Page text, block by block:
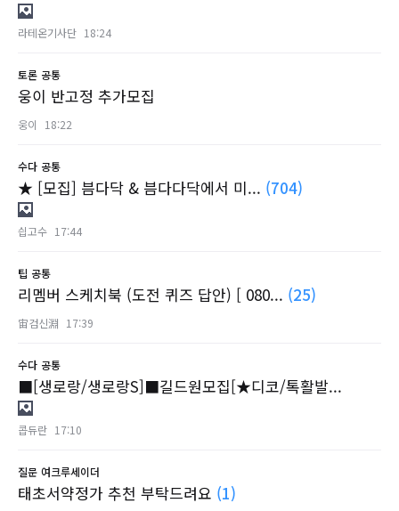
라테온기사단 18:24
토론 공통
웅이 반고정 추가모집
웅이 18:22
수다 공통
★ [모집] 븜다닥 & 븜다다닥에서 미... (704)
싑고수 17:44
팁 공통
리멤버 스케치북 (도전 퀴즈 답안) [ 080... (25)
宙검신淵 17:39
수다 공통
■[생로랑/생로랑S]■길드원모집[★디코/톡활발...
콥듀란 17:10
질문 여크루세이더
태초서약정가 추천 부탁드려요 (1)